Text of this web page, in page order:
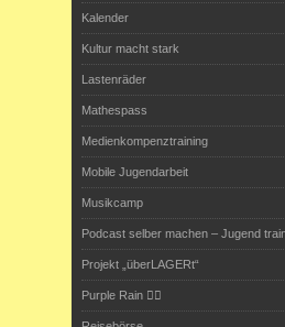
Kalender
Kultur macht stark
Lastenräder
Mathespass
Medienkompenztraining
Mobile Jugendarbeit
Musikcamp
Podcast selber machen – Jugend
Projekt „überLAGERt“
Purple Rain 🏳️‍🌈